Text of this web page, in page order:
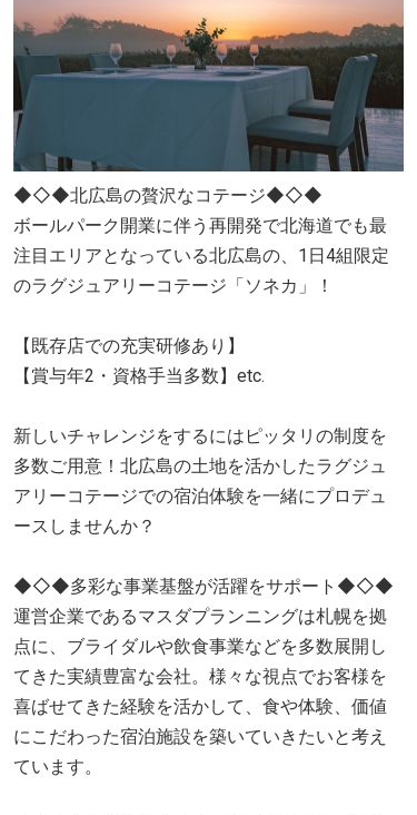
◆◇◆北広島の贅沢なコテージ◆◇◆
ボールパーク開業に伴う再開発で北海道でも最
注目エリアとなっている北広島の、1日4組限定
のラグジュアリーコテージ「ソネカ」！
【既存店での充実研修あり】
【賞与年2・資格手当多数】etc.
新しいチャレンジをするにはピッタリの制度を
多数ご用意！北広島の土地を活かしたラグジュ
アリーコテージでの宿泊体験を一緒にプロデュ
ースしませんか？
◆◇◆多彩な事業基盤が活躍をサポート◆◇◆
運営企業であるマスダプランニングは札幌を拠
点に、ブライダルや飲食事業などを多数展開し
てきた実績豊富な会社。様々な視点でお客様を
喜ばせてきた経験を活かして、食や体験、価値
にこだわった宿泊施設を築いていきたいと考え
ています。